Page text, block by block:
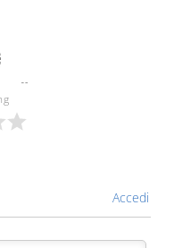
Accedi